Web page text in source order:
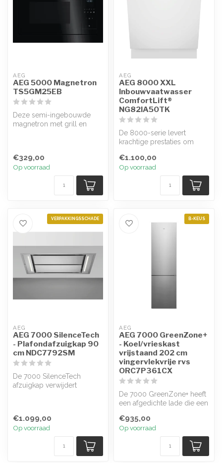
AEG
AEG 5000 Magnetron
TS5GM25EB
Deze semi-ingebouwde
magnetron met grill en
€329,00
Op voorraad
AEG
AEG 8000 XXL
Inbouwvaatwasser
ComfortLift®
NG82IA50TK
De 8000-serie levert
krachtige prestaties om
ingedroo...
€1.100,00
Op voorraad
VERPAKKINGSSCHADE
AEG
AEG 7000 SilenceTech
- Plafondafzuigkap 90
cm NDC7792SM
De 7000 SilenceTech
afzuigkap verwijdert
€1.099,00
Op voorraad
B-KEUS
AEG
AEG 7000 GreenZone+
- Koel/vrieskast
vrijstaand 202 cm
vingervlekvrije rvs
ORC7P361CX
De 7000 GreenZone+ heeft
een afgedichte lade die een
c...
€935,00
Op voorraad